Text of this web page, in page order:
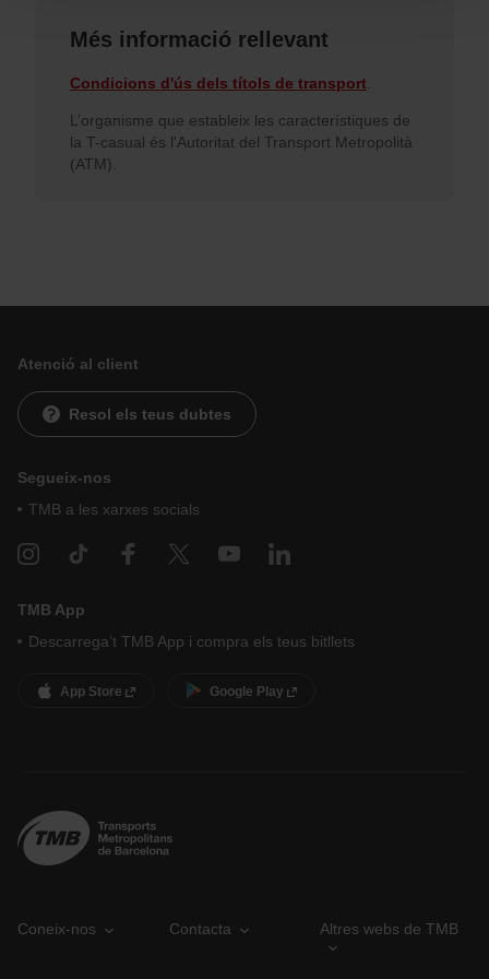
nostraPolítica de cookies
En qualsevol moment de la navegació en aquest web,
“Gestor de cookies”, que trobaràs al menú de la part
inferior del web.
Més informació rellevant
Condicions d'ús dels títols de transport
L’organisme que estableix les característiques de
la T-casual és l'Autoritat del Transport Metropolità
(ATM).
Atenció al client
Resol els teus dubtes
Segueix-nos
TMB a les xarxes socials
TMB App
Descarrega’t TMB App i compra els teus bitllets
App Store Google Play
Coneix-nos Contacta Altres webs de TMB